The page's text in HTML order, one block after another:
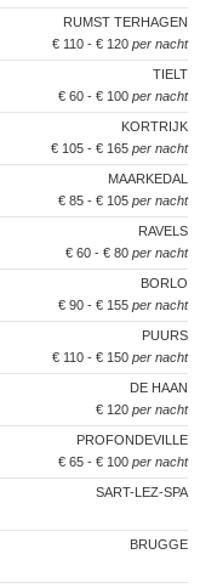
RUMST TERHAGEN
€ 110 - € 120 per nacht
TIELT
€ 60 - € 100 per nacht
KORTRIJK
€ 105 - € 165 per nacht
MAARKEDAL
€ 85 - € 105 per nacht
RAVELS
€ 60 - € 80 per nacht
BORLO
€ 90 - € 155 per nacht
PUURS
€ 110 - € 150 per nacht
DE HAAN
€ 120 per nacht
PROFONDEVILLE
€ 65 - € 100 per nacht
SART-LEZ-SPA
BRUGGE